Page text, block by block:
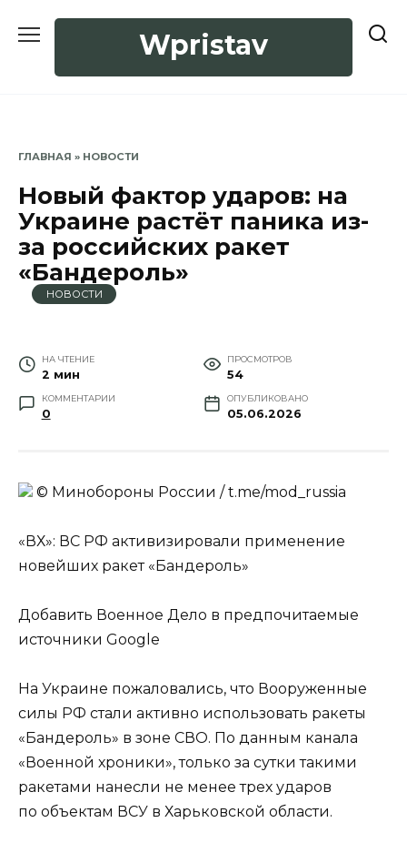
Wpristav
ГЛАВНАЯ » НОВОСТИ
Новый фактор ударов: на
Украине растёт паника из-
за российских ракет
«Бандероль»
НОВОСТИ
НА ЧТЕНИЕ
2 мин
ПРОСМОТРОВ
54
КОММЕНТАРИИ
0
ОПУБЛИКОВАНО
05.06.2026
© Минобороны России / t.me/mod_russia
«ВХ»: ВС РФ активизировали применение
новейших ракет «Бандероль»
Добавить Военное Дело в предпочитаемые
источники Google
На Украине пожаловались, что Вооруженные
силы РФ стали активно использовать ракеты
«Бандероль» в зоне СВО. По данным канала
«Военной хроники», только за сутки такими
ракетами нанесли не менее трех ударов
по объектам ВСУ в Харьковской области.